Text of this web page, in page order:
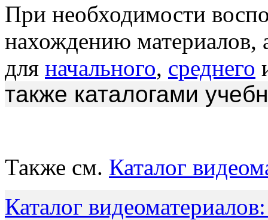
При необходимости
нахождению материалов,
для начального, среднего
также каталогами
Также см. Каталог
Каталог